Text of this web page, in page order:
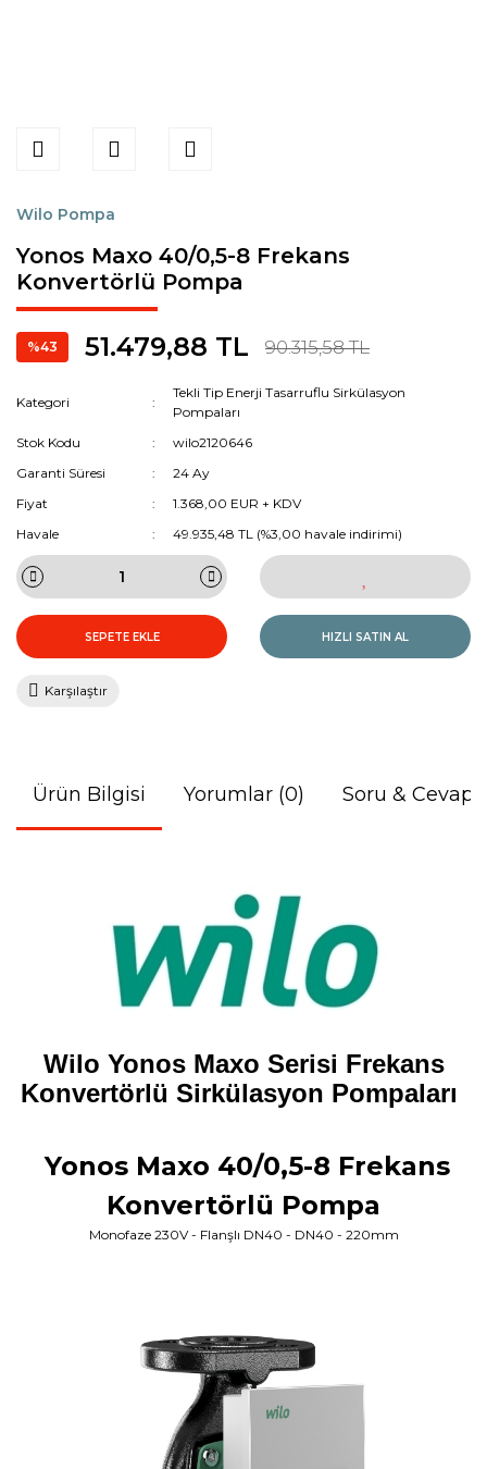
Wilo Pompa
Yonos Maxo 40/0,5-8 Frekans
Konvertörlü Pompa
%43 51.479,88 TL 90.315,58 TL
Kategori
Tekli Tip Enerji Tasarruflu Sirkülasyon
Pompaları
Stok Kodu
wilo2120646
Garanti Süresi
24 Ay
Fiyat
1.368,00 EUR + KDV
Havale
49.935,48 TL (%3,00 havale indirimi)
SEPETE EKLE HIZLI SATIN AL
Karşılaştır
Ürün Bilgisi Yorumlar (0) Soru & Cevap
Wilo Yonos Maxo Serisi Frekans
Konvertörlü Sirkülasyon Pompaları
Yonos Maxo 40/0,5-8 Frekans
Konvertörlü Pompa
Monofaze 230V - Flanşlı DN40 - DN40 - 220mm